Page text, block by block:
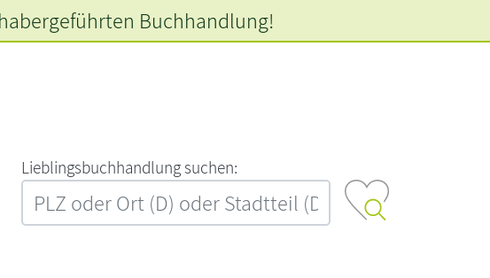
L‍i‍e‍b‍l‍i‍n‍g‍s‍b‍u‍c‍h‍h‍a‍n‍d‍l‍u‍n‍g‍ ‍s‍u‍c‍h‍e‍n‍:‍
Buchhandlung!